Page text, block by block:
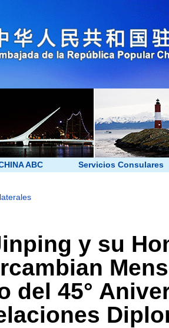
ABC Servicios Consulares
y su
del 45°